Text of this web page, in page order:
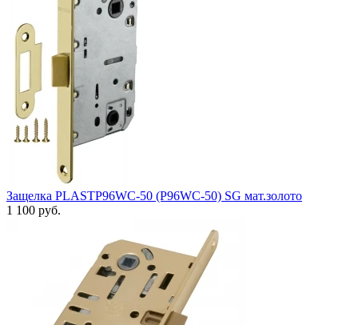
Защелка PLASTP96WC-50 (P96WC-50) SG мат.золото
1 100 руб.